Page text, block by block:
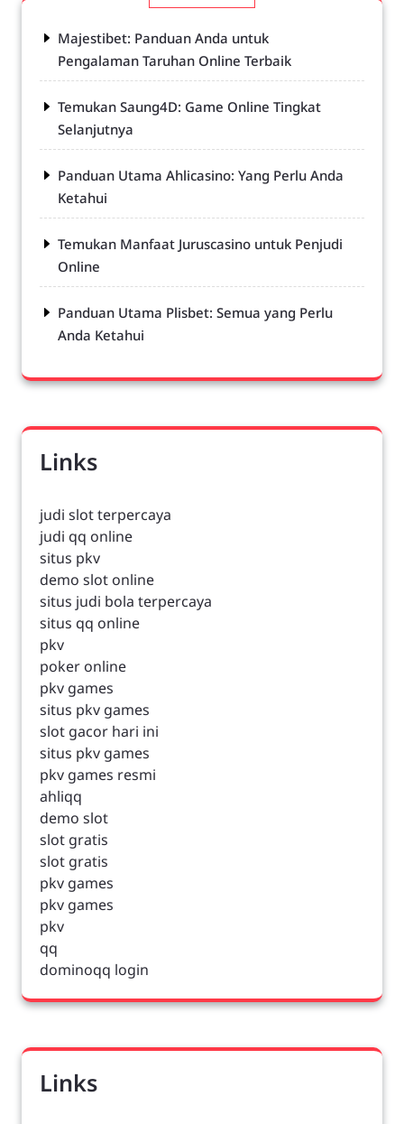
Majestibet: Panduan Anda untuk
Pengalaman Taruhan Online Terbaik
Temukan Saung4D: Game Online Tingkat
Selanjutnya
Panduan Utama Ahlicasino: Yang Perlu Anda
Ketahui
Temukan Manfaat Juruscasino untuk Penjudi
Online
Panduan Utama Plisbet: Semua yang Perlu
Anda Ketahui
Links
judi slot terpercaya
judi qq online
situs pkv
demo slot online
situs judi bola terpercaya
situs qq online
pkv
poker online
pkv games
situs pkv games
slot gacor hari ini
situs pkv games
pkv games resmi
ahliqq
demo slot
slot gratis
slot gratis
pkv games
pkv games
pkv
qq
dominoqq login
Links